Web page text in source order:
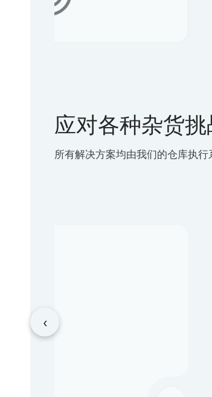
应对各种杂货
所有解决方案均由我们的仓库执
‹